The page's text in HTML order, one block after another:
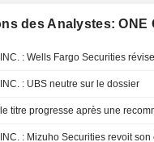
des Analystes: ONE
: Wells Fargo Securities
: UBS neutre sur le dossier
titre progresse après une
: Mizuho Securities revoit